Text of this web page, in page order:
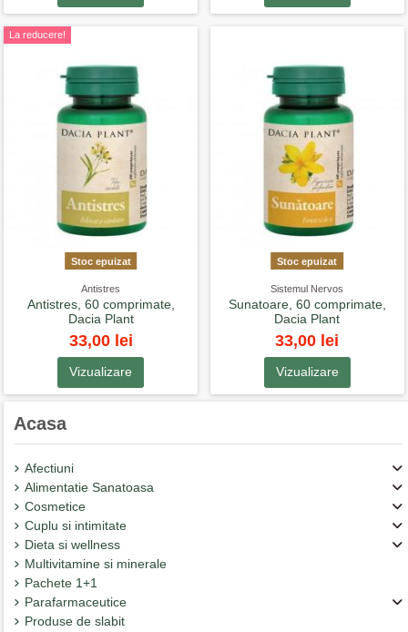
La reducere!
Stoc epuizat
Antistres
Antistres, 60 comprimate,
Dacia Plant
33,00 lei
Vizualizare
Stoc epuizat
Sistemul Nervos
Sunatoare, 60 comprimate,
Dacia Plant
33,00 lei
Vizualizare
Acasa
Afectiuni
Alimentatie Sanatoasa
Cosmetice
Cuplu si intimitate
Dieta si wellness
Multivitamine si minerale
Pachete 1+1
Parafarmaceutice
Produse de slabit